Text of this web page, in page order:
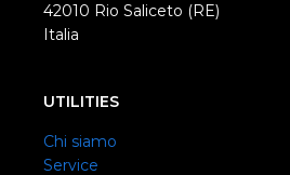
42010 Rio Saliceto (RE)
Italia
UTILITIES
Chi siamo
Service